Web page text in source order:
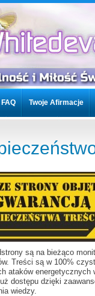
są na bieżąco
Treści są w 100%
ataków energetycznych
dostępu dzięki
wiedzy.
Twoje Afirmacje
Darowiznę